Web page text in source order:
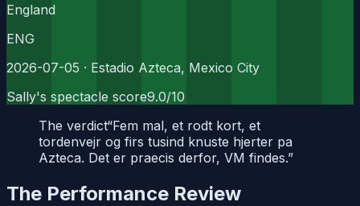
England
ENG
2026-07-05 · Estadio Azteca, Mexico City
Sally's spectacle score9.0/10
The verdict“Fem mal, et rodt kort, et
tordenvejr og firs tusind knuste hjerter pa
Azteca. Det er praecis derfor, VM findes.”
The Performance Review